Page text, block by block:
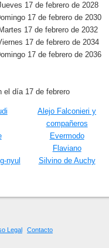
17 de febrero de 2028
17 de febrero de 2030
Martes 17 de febrero de 2032
17 de febrero de 2034
17 de febrero de 2036
el día 17 de febrero
Alejo Falconieri y
compañeros
Evermodo
Flaviano
nyul
Silvino de Auchy
Legal Contacto